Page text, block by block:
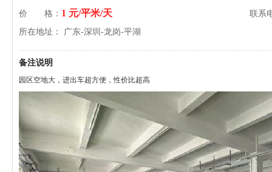
价 格： 1 元/平米/天
联系
所在地址： 广东-深圳-龙岗-平湖
备注说明
园区空地大，进出车超方便，性价比超高